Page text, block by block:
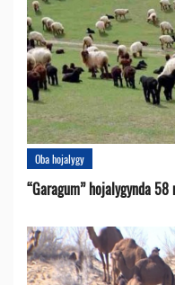
Oba hojalygy
“Garagum” hojalygynda